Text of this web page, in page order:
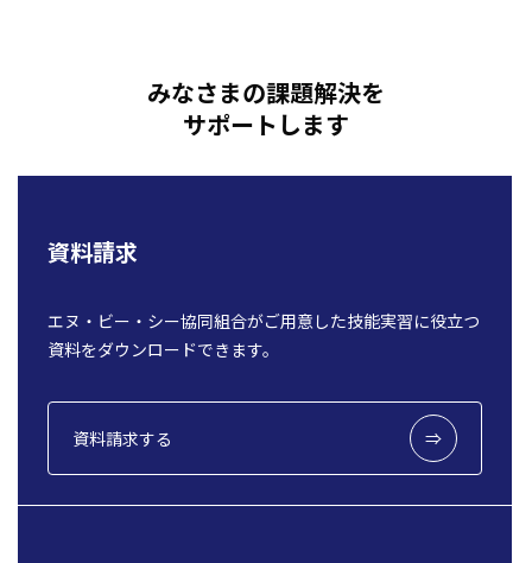
みなさまの課題解決を
サポートします
資料請求
エヌ・ビー・シー協同組合がご用意した技能実習に役立つ
資料をダウンロードできます。
資料請求する